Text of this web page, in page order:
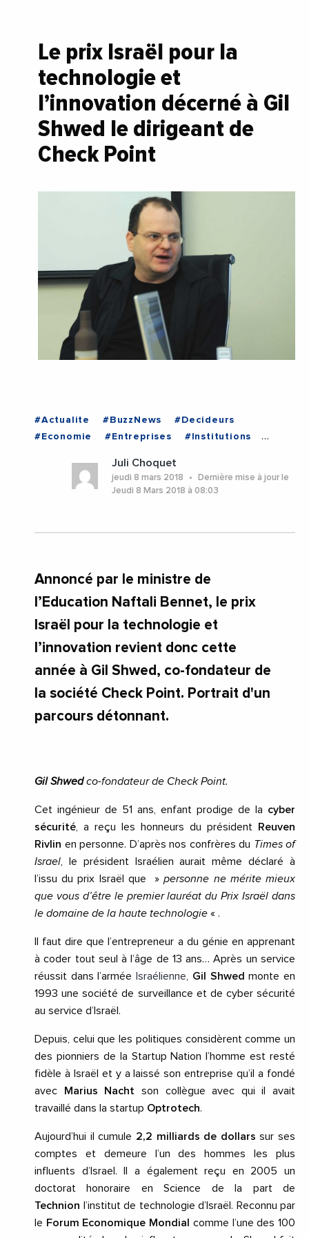
Le prix Israël pour la
technologie et
l’innovation décerné à Gil
Shwed le dirigeant de
Check Point
#Actualite #BuzzNews
#Decideurs
#Economie
#Entreprises
#Institutions
Juli Choquet
jeudi 8 mars 2018
Dernière mise à jour le
Jeudi 8 Mars 2018 à 08:03
Annoncé par le ministre de
l’Education Naftali Bennet, le prix
Israël pour la technologie et
l’innovation revient donc cette
année à Gil Shwed, co-fondateur de
la société Check Point. Portrait d'un
parcours détonnant.
Gil Shwedco-fondateur de Check Point.
Cet ingénieur de 51 ans, enfant prodige de la cyber
sécurité , a reçu les honneurs du président
Reuven
Rivlin en personne. D’après nos confrères du Times of
Israel , le président Israélien aurait même déclaré à
l’issu du prix Israël que »personne ne mérite mieux
que vous d’être le premier lauréat du Prix Israël dans
le domaine de la haute technologie « .
Il faut dire que l’entrepreneur a du génie en apprenant
à coder tout seul à l’âge de 13 ans… Après un service
réussit dans l’armée
Israélienne Gil Shwed monte en
1993 une société de surveillance et de cyber sécurité
au service d’Israël.
Depuis, celui que les politiques considèrent comme un
des pionniers de la Startup Nation l’homme est resté
fidèle à Israël et y a laissé son entreprise qu’il a fondé
avec Marius Nacht son collègue avec qui il avait
travaillé dans la startup Optrotech.
Aujourd’hui il cumule 2,2 milliards de dollars sur ses
comptes et demeure l’un des hommes les plus
influents d’Israel. Il a également reçu en 2005 un
doctorat honoraire en Science de la part de
Technion l’institut de technologie d’Israël. Reconnu par
le Forum Economique Mondial
comme l’une des 100